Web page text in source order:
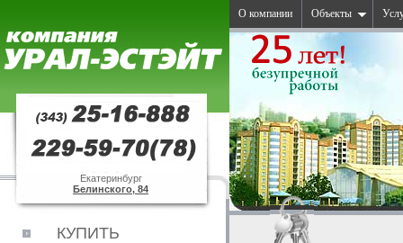
Екатеринбург
Белинского, 84
КУПИТЬ
О компании Объекты